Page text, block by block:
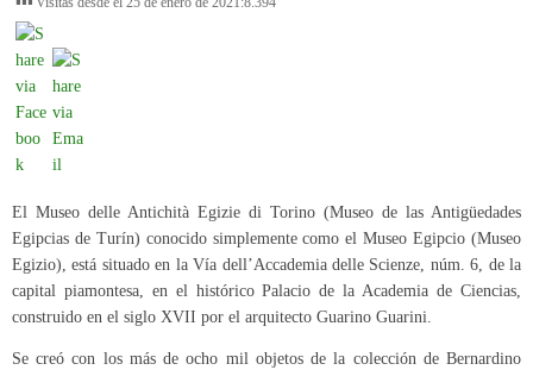
El Museo delle Antichità Egizie di Torino (Museo de las Antigüedades
Egipcias de Turín) conocido simplemente como el Museo Egipcio (Museo
Egizio), está situado en la Vía dell’Accademia delle Scienze, núm. 6, de la
capital piamontesa, en el histórico Palacio de la Academia de Ciencias,
construido en el siglo XVII por el arquitecto Guarino Guarini.
Se creó con los más de ocho mil objetos de la colección de Bernardino